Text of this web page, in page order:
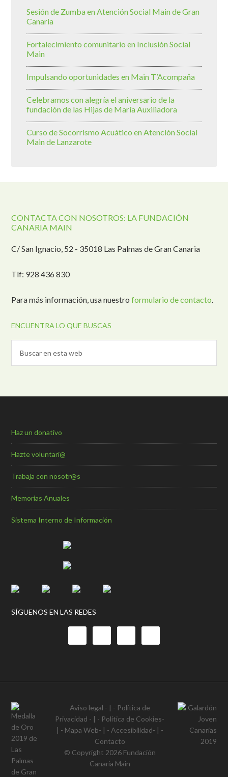
Sesión de Zumba en Atención Social Main de Gran
Canaria
Fortalecimiento comunitario en Inclusión Social
Main
Impulsando oportunidades en Main T’Acompaña
Celebramos con alegría el aniversario de la
fundación de las Hijas de María Auxiliadora
Curso de Socorrismo Acuático en Atención Social
Main de Lanzarote
CONTACTA CON NOSOTROS: LA FUNDACIÓN
CANARIA MAIN
C/ San Ignacio, 52 - 35018 Las Palmas de Gran Canaria
Tlf: 928 436 830
Para más información, usa nuestroformulario de contacto.
ENCUENTRA LO QUE BUSCAS
Haz un donativo
Hazte voluntari@
Trabaja con nosotr@s
Memorias Anuales
Sistema Interno de Información
SÍGUENOS EN LAS REDES
Aviso legal - | - Política de
Privacidad - | - Política de Cookies-
| - Mapa Web- | - Accesibilidad- | -
Contacto
© Copyright 2026 Fundación
Canaria Main